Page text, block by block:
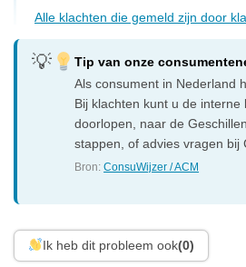
Alle klachten die gemeld zijn door
Tip van onze
Als consument in Nederland
Bij klachten kunt u de interne
doorlopen, naar de
stappen, of advies vragen bij
Bron:ConsuWijzer / ACM
Ik heb dit probleem ook(0)